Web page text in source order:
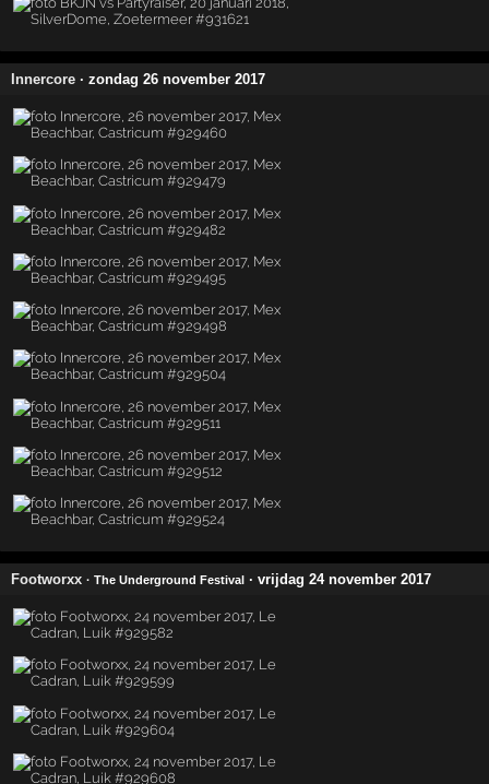
Innercore · zondag 26 november 2017
Footworxx · The Underground Festival · vrijdag 24 november 2017